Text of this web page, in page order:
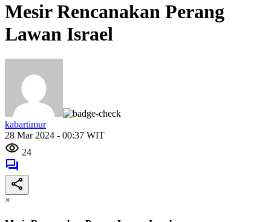
Mesir Rencanakan Perang
Lawan Israel
kabartimur
28 Mar 2024 - 00:37 WIT
24
×